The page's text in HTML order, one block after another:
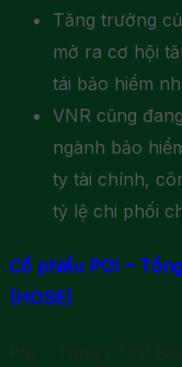
Tăng trưởng
mở ra cơ hội
tái bảo hiểm
VNR cũng
ngành bảo
ty tài chính,
tỷ lệ chi phối
Cổ phiếu PGI –
(HOSE)
PGI – Tổng CTCP